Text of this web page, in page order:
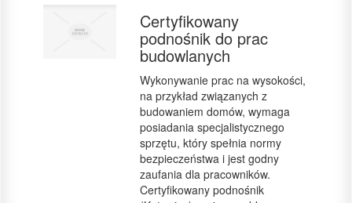
Certyfikowany
podnośnik do prac
budowlanych
Wykonywanie prac na wysokości,
na przykład związanych z
budowaniem domów, wymaga
posiadania specjalistycznego
sprzętu, który spełnia normy
bezpieczeństwa i jest godny
zaufania dla pracowników.
Certyfikowany podnośnik